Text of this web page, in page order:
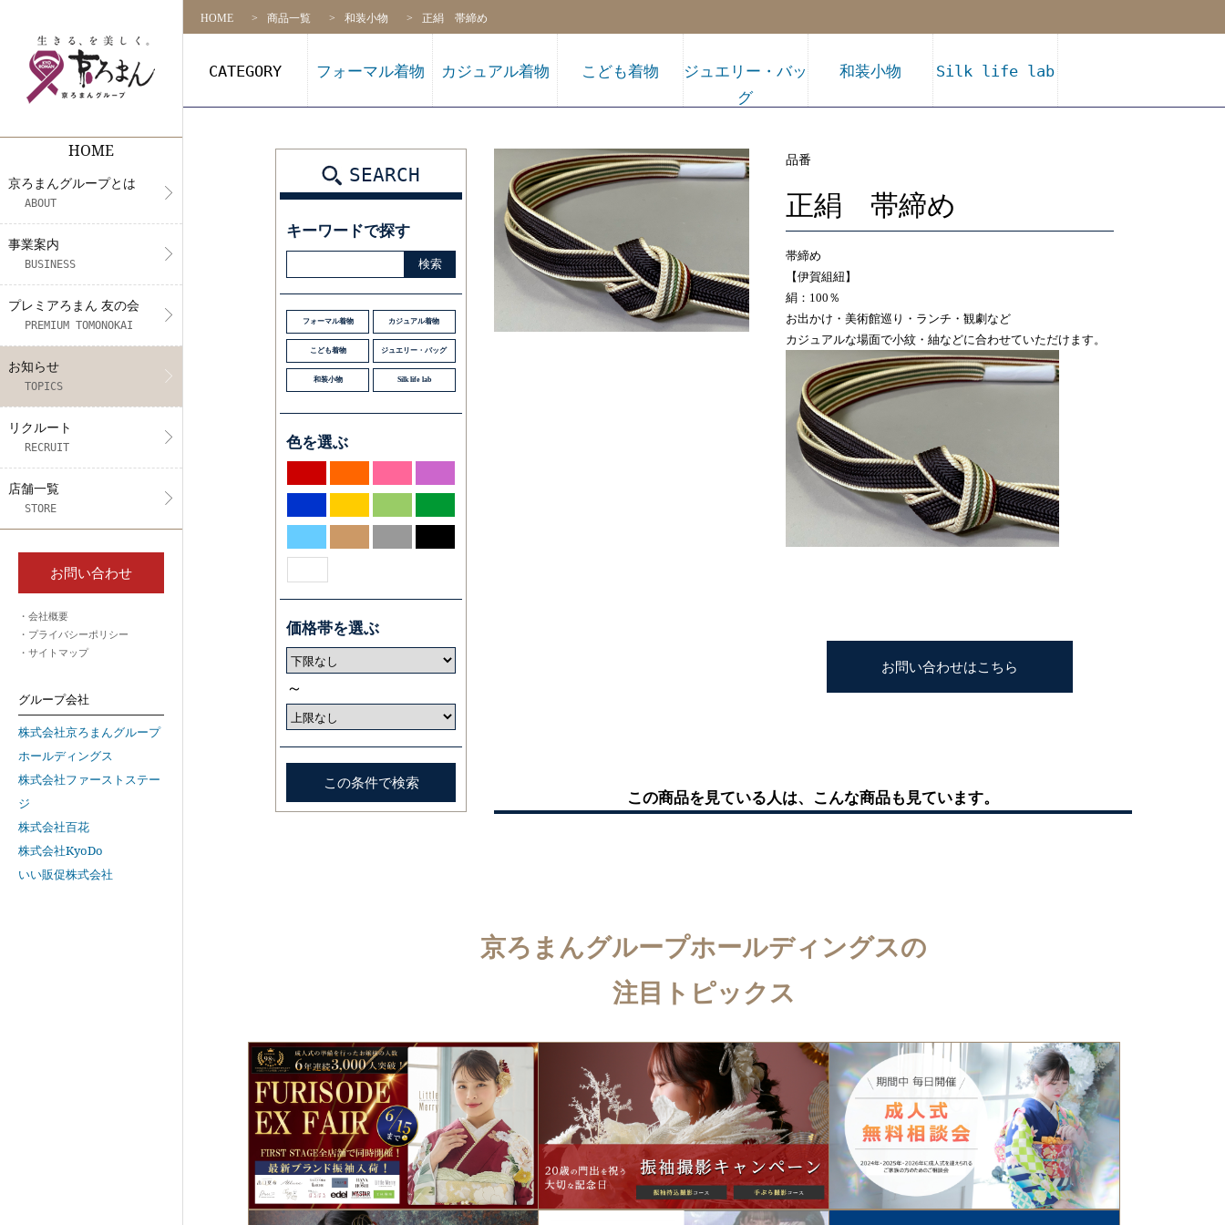
HOME
京ろまんグループとは
ABOUT
未来プロジェクト
事業案内
BUSINESS
フォトスタジオ&振袖レンタル・販売
プレミアろまん 友の会
PREMIUM TOMONOKAI
アプリ会員契約約款（会則）
お知らせ
TOPICS
メディア情報
リクルート
RECRUIT
社員インタビュー
店舗一覧
STORE
お問い合わせ
会社概要
プライバシーポリシー
サイトマップ
グループ会社
株式会社京ろまんグループ
ホールディングス
株式会社ファーストステー
ジ
株式会社百花
株式会社KyoDo
いい販促株式会社
HOME 商品一覧 和装小物 正絹 帯締め
CATEGORY フォーマル着物 カジュアル着物 こども着物
ジュエリー・バッ
グ
和装小物 Silk life lab
品番
正絹 帯締め
帯締め
【伊賀組紐】
絹：100％
お出かけ・美術館巡り・ランチ・観劇など
カジュアルな場面で小紋・紬などに合わせていただけます。
お問い合わせはこちら
この商品を見ている人は、こんな商品も見ています。
SEARCH
キーワードで探す
検索
フォーマル着物 カジュアル着物
こども着物 ジュエリー・バッグ
和装小物 Silk life lab
色を選ぶ
価格帯を選ぶ
～
京ろまんグループホールディングスの
注目トピックス